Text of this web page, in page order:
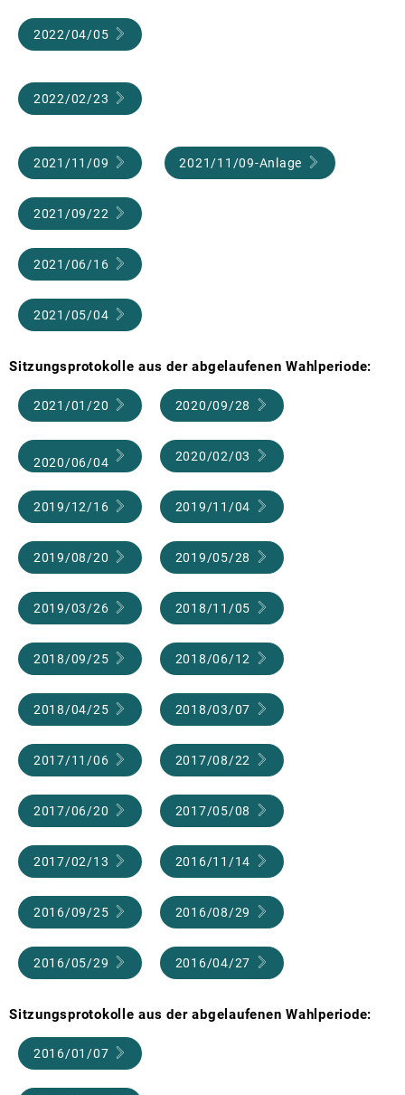
2022/04/05
2022/02/23
2021/11/09 2021/11/09-Anlage
2021/09/22
2021/06/16
2021/05/04
Sitzungsprotokolle aus der abgelaufenen Wahlperiode:
2021/01/20 2020/09/28
2020/06/04 2020/02/03
2019/12/16 2019/11/04
2019/08/20 2019/05/28
2019/03/26 2018/11/05
2018/09/25 2018/06/12
2018/04/25 2018/03/07
2017/11/06 2017/08/22
2017/06/20 2017/05/08
2017/02/13 2016/11/14
2016/09/25 2016/08/29
2016/05/29 2016/04/27
Sitzungsprotokolle aus der abgelaufenen Wahlperiode:
2016/01/07